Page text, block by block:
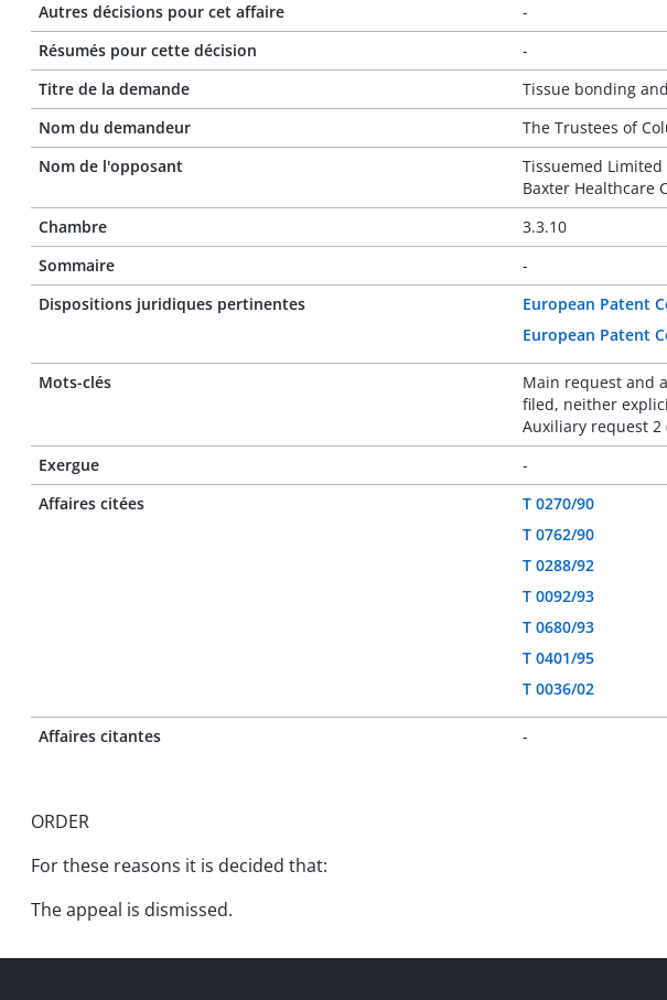
Autres décisions pour cet affaire
-
Résumés pour cette décision
-
Titre de la demande
Tissue bonding
Nom du demandeur
The Trustees of
Nom de l'opposant
Tissuemed Limited
Baxter Healthcare
Chambre
3.3.10
Sommaire
-
Dispositions juridiques pertinentes
European Patent
European Patent
Mots-clés
Main request and
filed, neither
Auxiliary request
Exergue
-
Affaires citées
T 0270/90
T 0762/90
T 0288/92
T 0092/93
T 0680/93
T 0401/95
T 0036/02
Affaires citantes -
ORDER
For these reasons it is decided that:
The appeal is dismissed.